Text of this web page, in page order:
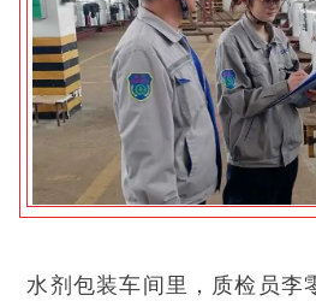
水剂包装车间里，质检员李